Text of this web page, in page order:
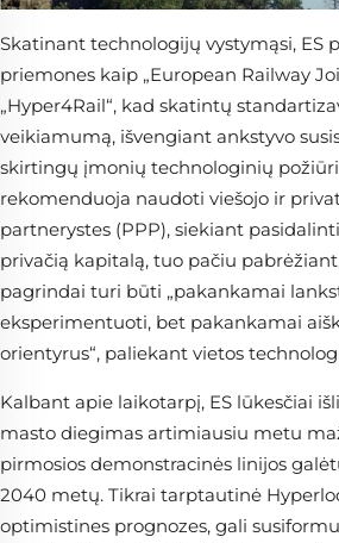
Skatinant technologijų vystymąsi, ES
priemones kaip „European Railway
„Hyper4Rail“, kad skatintų
veikiamumą, išvengiant ankstyvo
skirtingų įmonių technologinių
rekomenduoja naudoti viešojo ir
partnerystes (PPP), siekiant
privačią kapitalą, tuo pačiu
pagrindai turi būti „pakankamai
eksperimentuoti, bet pakankamai
orientyrus“, paliekant vietos
Kalbant apie laikotarpį, ES lūkesčiai
masto diegimas artimiausiu metu
pirmosios demonstracinės linijos
2040 metų. Tikrai tarptautinė
optimistines prognozes, gali